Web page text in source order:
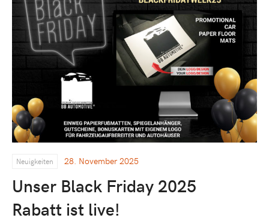
Neuigkeiten 28. November 2025
Unser Black Friday 2025
Rabatt ist live!